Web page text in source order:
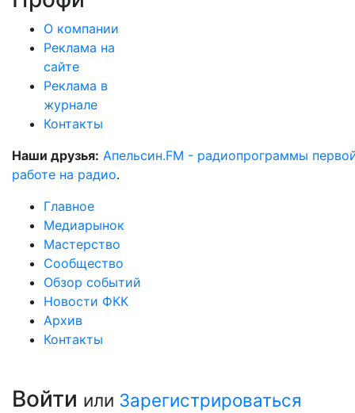
О компании
Реклама на
сайте
Реклама в
журнале
Контакты
Наши друзья: Апельсин.FM - радиопрограммы
работе на радио.
Главное
Медиарынок
Мастерство
Сообщество
Обзор событий
Новости ФКК
Архив
Контакты
Войти или Зарегистрироваться